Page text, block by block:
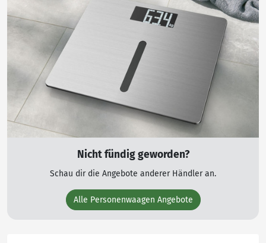
Nicht fündig geworden?
Schau dir die Angebote anderer Händler an.
Alle Personenwaagen Angebote